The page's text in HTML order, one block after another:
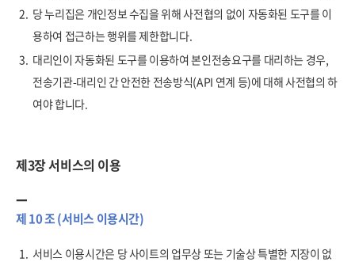
2. 당 누리집은 개인정보 수집을 위해 사전협의 없이 자동화된 도구를 이
용하여 접근하는 행위를 제한합니다.
3. 대리인이 자동화된 도구를 이용하여 본인전송요구를 대리하는 경우,
전송기관-대리인 간 안전한 전송방식(API 연계 등)에 대해 사전협의 하
여야 합니다.
제3장 서비스의 이용
제 10 조 (서비스 이용시간)
1. 서비스 이용시간은 당 사이트의 업무상 또는 기술상 특별한 지장이 없